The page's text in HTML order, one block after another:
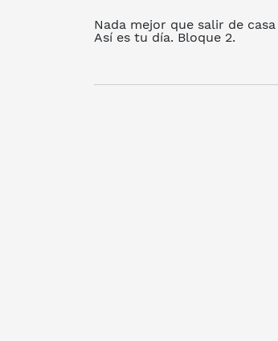
Nada mejor que salir de
Así es tu día. Bloque 2.